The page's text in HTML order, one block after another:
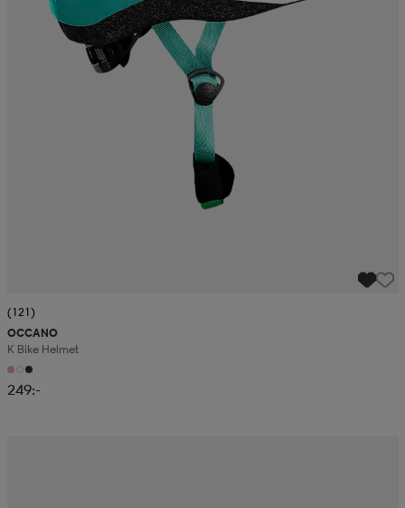
(121)
OCCANO
K Bike Helmet
249:-